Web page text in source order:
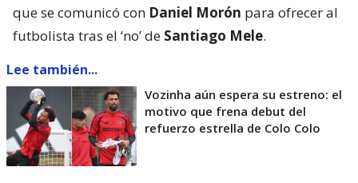
que se comunicó con Daniel Morón para ofrecer al
futbolista tras el ‘no’ de Santiago Mele.
Lee también...
Vozinha aún espera su estreno: el
motivo que frena debut del
refuerzo estrella de Colo Colo